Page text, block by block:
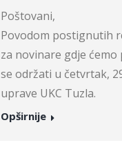
Povodom postignutih
za novinare gdje
se održati u četvrtak,
uprave UKC Tuzla.
Opširnije